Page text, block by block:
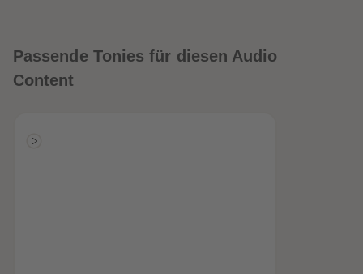
Passende Tonies für diesen Audio
Content